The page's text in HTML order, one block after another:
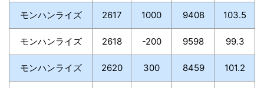
モンハンライズ 2617 1000 9408 103.5
モンハンライズ 2618 -200 9598 99.3
モンハンライズ 2620 300 8459 101.2